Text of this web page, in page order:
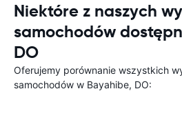
Niektóre z naszych
samochodów
DO
Oferujemy porównanie wszystkich
samochodów w Bayahibe, DO: